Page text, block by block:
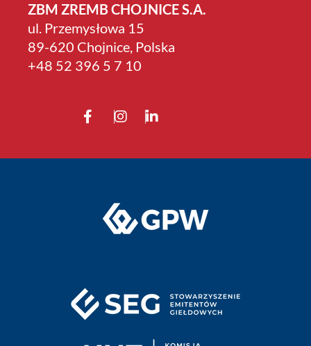
ZBM ZREMB CHOJNICE S.A.
ul. Przemysłowa 15
89-620 Chojnice, Polska
+4­8 52 396 5 7 10